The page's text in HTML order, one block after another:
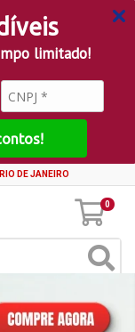
limitado!
DE JANEIRO
0